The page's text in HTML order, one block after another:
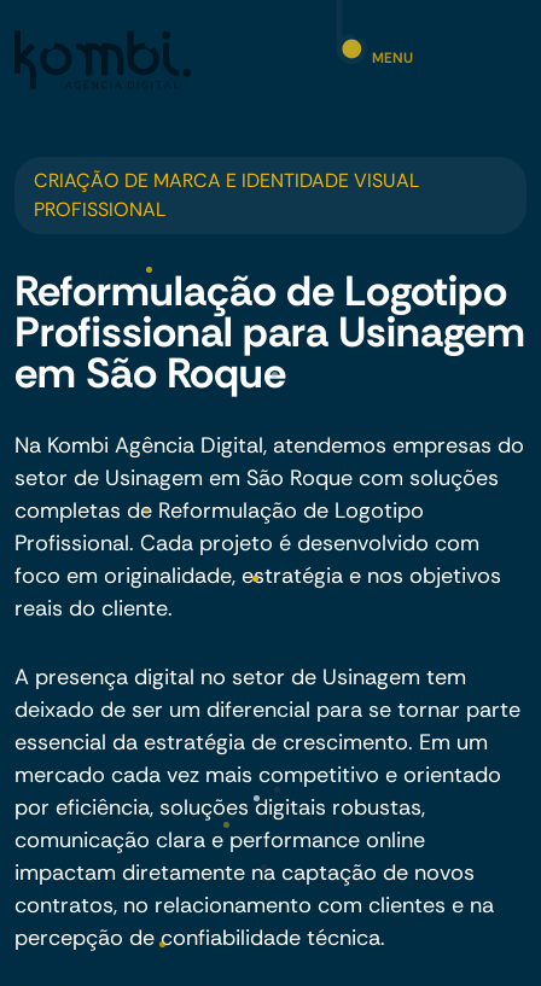
MENU
CRIAÇÃO DE MARCA E IDENTIDADE VISUAL
PROFISSIONAL
Reformulação de Logotipo
Profissional para Usinagem
em São Roque
Na Kombi Agência Digital, atendemos empresas do
setor de Usinagem em São Roque com soluções
completas de Reformulação de Logotipo
Profissional. Cada projeto é desenvolvido com
foco em originalidade, estratégia e nos objetivos
reais do cliente.
A presença digital no setor de Usinagem tem
deixado de ser um diferencial para se tornar parte
essencial da estratégia de crescimento. Em um
mercado cada vez mais competitivo e orientado
por eficiência, soluções digitais robustas,
comunicação clara e performance online
impactam diretamente na captação de novos
contratos, no relacionamento com clientes e na
percepção de confiabilidade técnica.